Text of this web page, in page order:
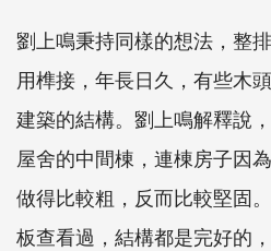
劉上鳴秉持同樣的想法，整
用榫接，年長日久，有些木
建築的結構。劉上鳴解釋說
屋舍的中間棟，連棟房子因
做得比較粗，反而比較堅固
板查看過，結構都是完好的